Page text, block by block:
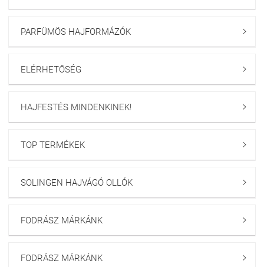
PARFÜMÖS HAJFORMÁZÓK 
ELÉRHETŐSÉG 
HAJFESTÉS MINDENKINEK! 
TOP TERMÉKEK 
SOLINGEN HAJVÁGÓ OLLÓK 
FODRÁSZ MÁRKÁNK 
FODRÁSZ MÁRKÁNK 